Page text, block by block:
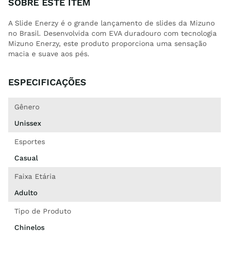
SOBRE ESTE ITEM
A Slide Enerzy é o grande lançamento de slides da Mizuno
no Brasil. Desenvolvida com EVA duradouro com tecnologia
Mizuno Enerzy, este produto proporciona uma sensação
macia e suave aos pés.
ESPECIFICAÇÕES
Gênero
Unissex
Esportes
Casual
Faixa Etária
Adulto
Tipo de Produto
Chinelos